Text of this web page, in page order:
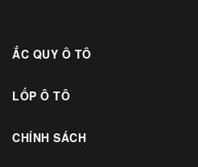
ẮC QUY Ô TÔ
LỐP Ô TÔ
CHÍNH SÁCH